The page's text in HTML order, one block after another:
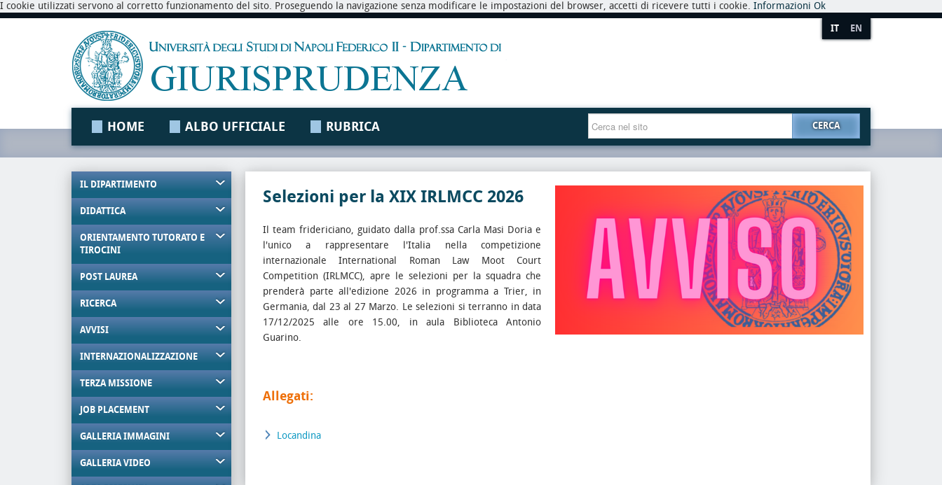
I cookie utilizzati servono al corretto funzionamento del sito. Proseguendo la navigazione senza modificare le impostazioni del browser, accetti di ricevere tutti i cookie. Informazioni Ok
IT EN
HOME ALBO UFFICIALE RUBRICA CERCA
IL DIPARTIMENTO
DIDATTICA
ORIENTAMENTO TUTORATO E
TIROCINI
POST LAUREA
RICERCA
AVVISI
INTERNAZIONALIZZAZIONE
TERZA MISSIONE
JOB PLACEMENT
GALLERIA IMMAGINI
GALLERIA VIDEO
Selezioni per la XIX IRLMCC 2026
Il team fridericiano, guidato dalla prof.ssa Carla Masi Doria e
l'unico a rappresentare l'Italia nella competizione
internazionale International Roman Law Moot Court
Competition (IRLMCC), apre le selezioni per la squadra che
prenderà parte all'edizione 2026 in programma a Trier, in
Germania, dal 23 al 27 Marzo. Le selezioni si terranno in data
17/12/2025 alle ore 15.00, in aula Biblioteca Antonio
Guarino.
Allegati:
Locandina